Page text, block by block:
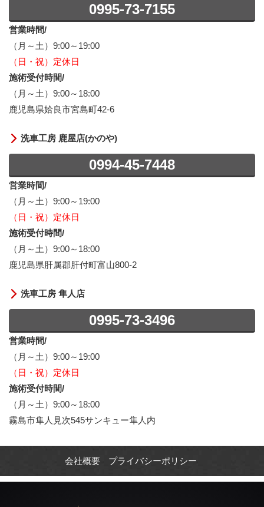
0995-73-7155
営業時間/
（月～土）9:00～19:00
（日・祝）定休日
施術受付時間/
（月～土）9:00～18:00
鹿児島県姶良市宮島町42-6
洗車工房 鹿屋店(かのや)
0994-45-7448
営業時間/
（月～土）9:00～19:00
（日・祝）定休日
施術受付時間/
（月～土）9:00～18:00
鹿児島県肝属郡肝付町富山800-2
洗車工房 隼人店
0995-73-3496
営業時間/
（月～土）9:00～19:00
（日・祝）定休日
施術受付時間/
（月～土）9:00～18:00
霧島市隼人見次545サンキュー隼人内
会社概要 プライバシーポリシー